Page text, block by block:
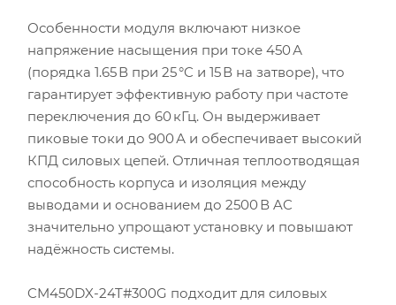
Особенности модуля включают низкое
напряжение насыщения при токе 450 А
(порядка 1.65 В при 25 °C и 15 В на затворе), что
гарантирует эффективную работу при частоте
переключения до 60 кГц. Он выдерживает
пиковые токи до 900 А и обеспечивает высокий
КПД силовых цепей. Отличная теплоотводящая
способность корпуса и изоляция между
выводами и основанием до 2500 В AC
значительно упрощают установку и повышают
надёжность системы.
CM450DX-24T#300G подходит для силовых